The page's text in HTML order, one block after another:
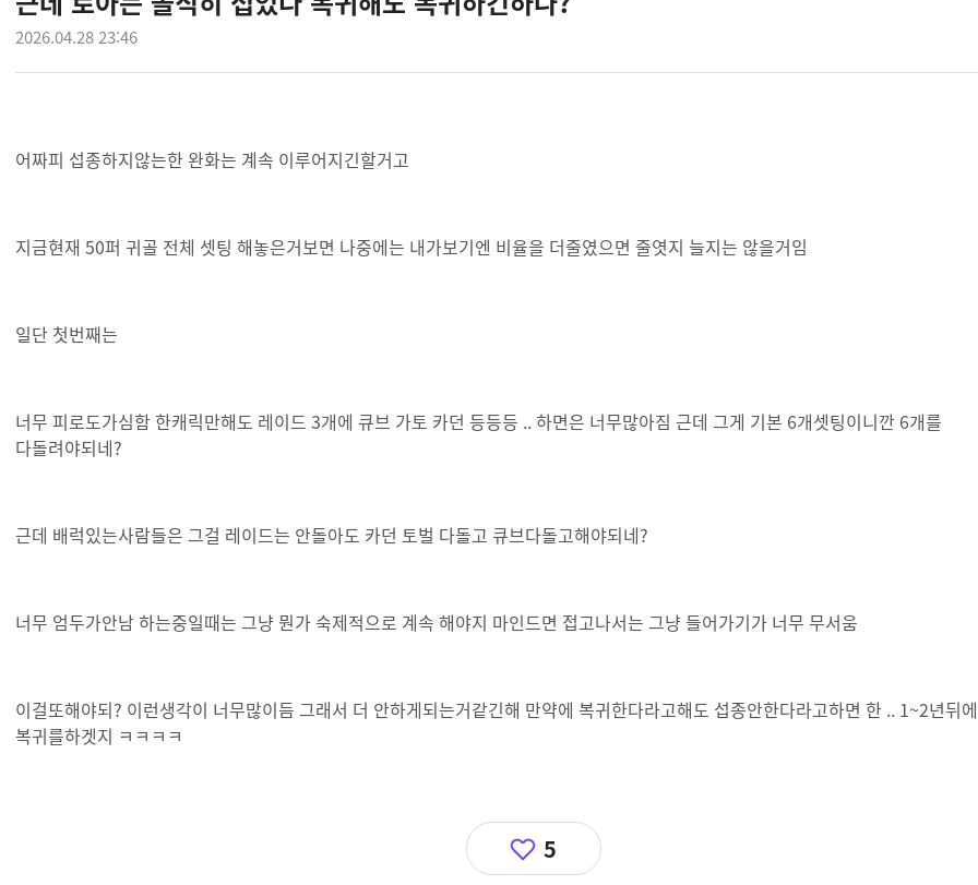
2026.04.28 23:46
어짜피 섭종하지않는한 완화는 계속 이루어지긴할거고
지금현재 50퍼 귀골 전체 셋팅 해놓은거보면 나중에는 내가보기엔 비율을 더줄였으면 줄엿지 늘지는 않을거임
일단 첫번째는
너무 피로도가심함 한캐릭만해도 레이드 3개에 큐브 가토 카던 등등등 .. 하면은 너무많아짐 근데 그게 기본 6개셋팅이니깐 6개를
다돌려야되네?
근데 배럭있는사람들은 그걸 레이드는 안돌아도 카던 토벌 다돌고 큐브다돌고해야되네?
너무 엄두가안남 하는중일때는 그냥 뭔가 숙제적으로 계속 해야지 마인드면 접고나서는 그냥 들어가기가 너무 무서움
이걸또해야되? 이런생각이 너무많이듬 그래서 더 안하게되는거같긴해 만약에 복귀한다라고해도 섭종안한다라고하면 한 .. 1~2년뒤에
복귀를하겟지 ㅋㅋㅋㅋ
5